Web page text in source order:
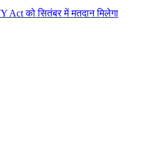
Act को सितंबर में मतदान मिलेगा